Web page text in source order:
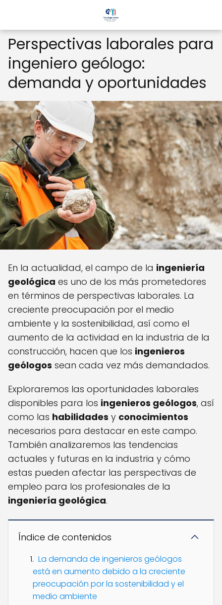
Perspectivas laborales para
ingeniero geólogo:
demanda y oportunidades
En la actualidad, el campo de la ingeniería
geológica es uno de los más prometedores
en términos de perspectivas laborales. La
creciente preocupación por el medio
ambiente y la sostenibilidad, así como el
aumento de la actividad en la industria de la
construcción, hacen que los ingenieros
geólogos sean cada vez más demandados.
Exploraremos las oportunidades laborales
disponibles para los ingenieros geólogos, así
como las habilidades y conocimientos
necesarios para destacar en este campo.
También analizaremos las tendencias
actuales y futuras en la industria y cómo
estas pueden afectar las perspectivas de
empleo para los profesionales de la
ingeniería geológica.
Índice de contenidos
La demanda de ingenieros geólogos
está en aumento debido a la creciente
preocupación por la sostenibilidad y el
medio ambiente